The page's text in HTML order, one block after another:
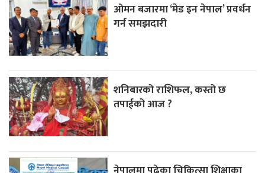
ओमन बजारमा ‘मेड इन नेपाल’ प्रवर्धन
गर्न समझदारी
शनिबारको राशिफल, कस्तो छ
तपाईको आज ?